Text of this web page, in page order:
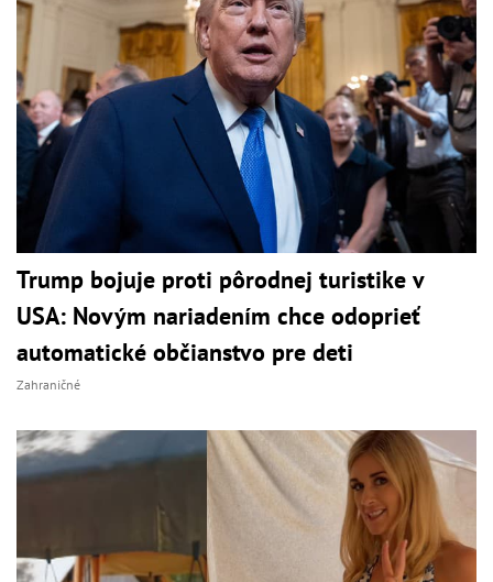
Trump bojuje proti pôrodnej turistike v
USA: Novým nariadením chce odoprieť
automatické občianstvo pre deti
Zahraničné